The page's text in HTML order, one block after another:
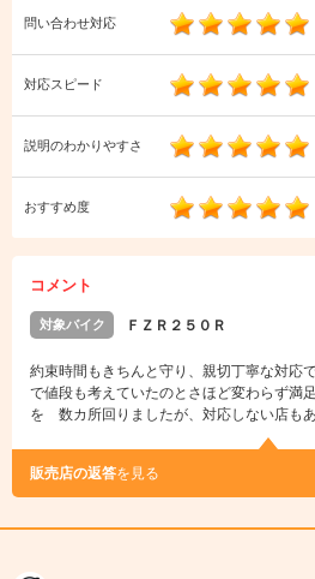
問い合わせ対応
対応スピード
説明のわかりやすさ
おすすめ度
コメント
対象バイク ＦＺＲ２５０Ｒ
約束時間もきちんと守り、親切丁寧な対応
で値段も考えていたのとさほど変わらず満
を゙数カ所回りましたが、対応しない店もあ
販売店の返答を見る